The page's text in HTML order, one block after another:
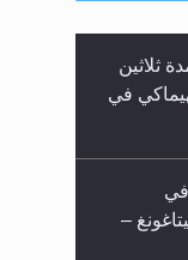
ثلاثين
في
في
–